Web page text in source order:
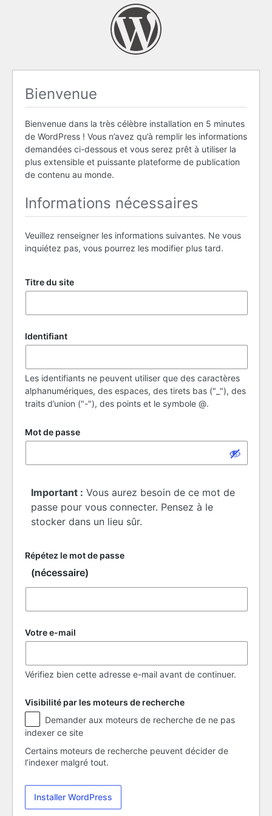
Bienvenue
Bienvenue dans la très célèbre installation en 5 minutes
de WordPress ! Vous n’avez qu’à remplir les informations
demandées ci-dessous et vous serez prêt à utiliser la
plus extensible et puissante plateforme de publication
de contenu au monde.
Informations nécessaires
Veuillez renseigner les informations suivantes. Ne vous
inquiétez pas, vous pourrez les modifier plus tard.
Titre du site
Identifiant
Les identifiants ne peuvent utiliser que des caractères
alphanumériques, des espaces, des tirets bas ("_"), des
traits d’union ("-"), des points et le symbole @.
Mot de passe
Important : Vous aurez besoin de ce mot de
passe pour vous connecter. Pensez à le
stocker dans un lieu sûr.
Répétez le mot de passe
(nécessaire)
Votre e-mail
Vérifiez bien cette adresse e-mail avant de continuer.
Visibilité par les moteurs de recherche
Visibilité
par
les
moteurs
de
indexer ce site
Certains moteurs de recherche peuvent décider de
l’indexer malgré tout.